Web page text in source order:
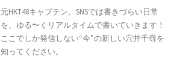
元HKT48キャプテン。SNSでは書きづらい日常
を、ゆる〜くリアルタイムで書いていきます！
ここでしか発信しない“今”の新しい穴井千尋を
知ってください。